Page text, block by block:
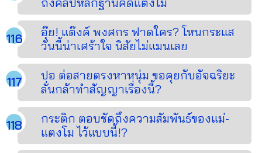
อุ๊ย! แต๊งค์ พงศกร ฟาดใคร? โหนกระแส
วันนี้น่าเศร้าใจ นิสัยไม่แมนเลย
ปอ ต่อสายตรงหาหนุ่ม ขอคุยกับอัจฉริยะ
ลั่นกล้าทำสัญญาเรื่องนี้?
กระติก ตอบชัดถึงความสัมพันธ์ของแม่-
แตงโม ไว้แบบนี้!?